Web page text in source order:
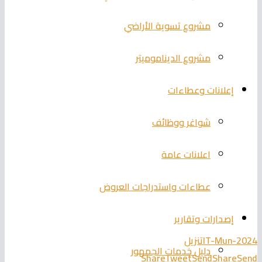
مشروع تسوية الأراضي
مشروع الديناموميتر
إعلانات وعطاءات
شواغر ووظائف
اعلانات عامة
عطاءات واستدراجات العروض
إصدارات وتقارير
دليل خدمات الجمهور
IT-Mun-2024تنزيل
ShareTweetSendShareSend